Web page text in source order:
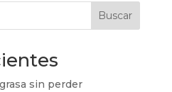
Buscar
sin perder